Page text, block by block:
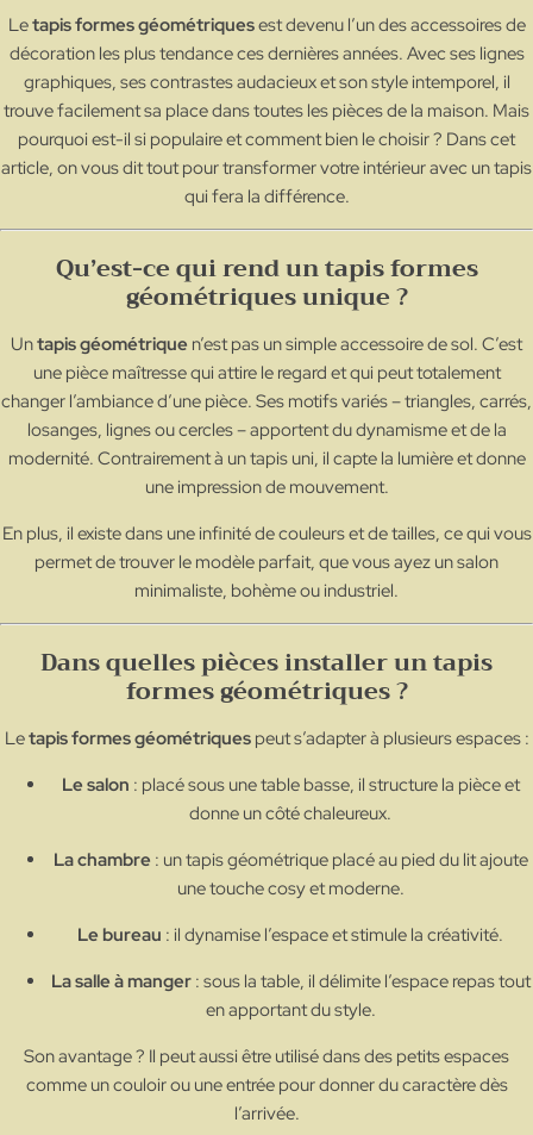
Letapis formes géométriquesest devenu l’un des accessoires de
décoration les plus tendance ces dernières années. Avec ses lignes
graphiques, ses contrastes audacieux et son style intemporel, il
trouve facilement sa place dans toutes les pièces de la maison. Mais
pourquoi est-il si populaire et comment bien le choisir ? Dans cet
article, on vous dit tout pour transformer votre intérieur avec un tapis
qui fera la différence.
Qu’est-ce qui rend un tapis formes
géométriques unique ?
Untapis géométrique n’est pas un simple accessoire de sol. C’est
une pièce maîtresse qui attire le regard et qui peut totalement
changer l’ambiance d’une pièce. Ses motifs variés – triangles, carrés,
losanges, lignes ou cercles – apportent du dynamisme et de la
modernité. Contrairement à un tapis uni, il capte la lumière et donne
une impression de mouvement.
En plus, il existe dans une infinité de couleurs et de tailles, ce qui vous
permet de trouver le modèle parfait, que vous ayez un salon
minimaliste, bohème ou industriel.
Dans quelles pièces installer un tapis
formes géométriques ?
Letapis formes géométriquespeut s’adapter à plusieurs espaces :
Le salon : placé sous une table basse, il structure la pièce et
donne un côté chaleureux.
La chambre : un tapis géométrique placé au pied du lit ajoute
une touche cosy et moderne.
Le bureau : il dynamise l’espace et stimule la créativité.
La salle à manger: sous la table, il délimite l’espace repas tout
en apportant du style.
Son avantage ? Il peut aussi être utilisé dans des petits espaces
comme un couloir ou une entrée pour donner du caractère dès
l’arrivée.